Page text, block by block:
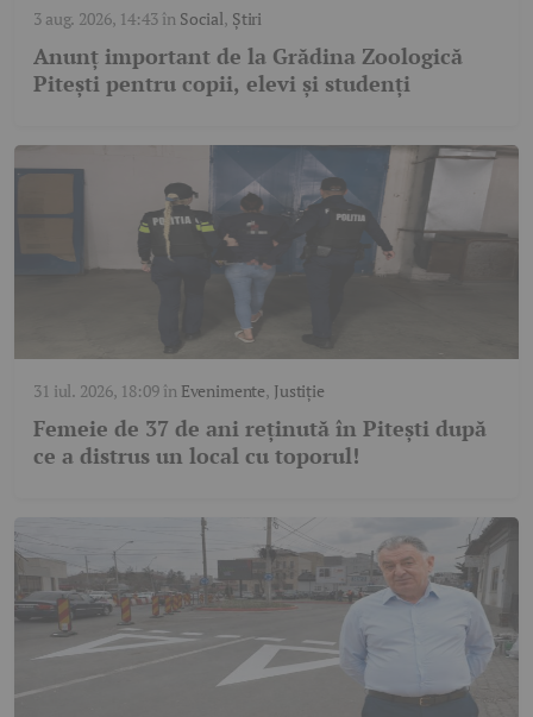
3 aug. 2026, 14:43în Social, Știri
Anunț important de la Grădina Zoologică
Pitești pentru copii, elevi și studenți
31 iul. 2026, 18:09în Evenimente, Justiție
Femeie de 37 de ani reținută în Pitești după
ce a distrus un local cu toporul!